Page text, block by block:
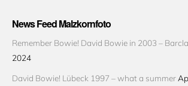
News Feed Malzkornfoto
Remember Bowie! David Bowie in 2003 –
2024
David Bowie! Lübeck 1997 – what a summer